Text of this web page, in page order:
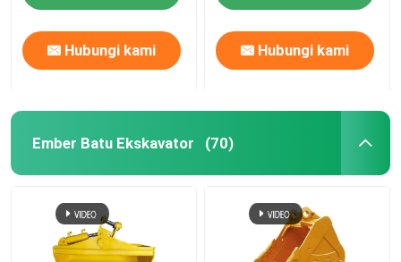
Hubungi kami Hubungi kami
Ember Batu Ekskavator (70)